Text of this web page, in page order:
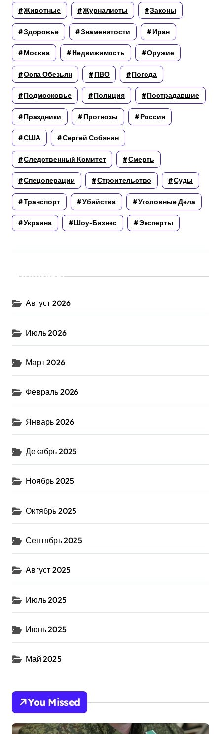
Животные Журналисты Законы
Здоровье Знаменитости Иран
Москва Недвижимость Оружие
Оспа Обезьян ПВО Погода
Подмосковье Полиция Пострадавшие
Праздники Прогнозы Россия
США Сергей Собянин
Следственный Комитет Смерть
Спецоперации Строительство Суды
Транспорт Убийства Уголовные Дела
Украина Шоу-Бизнес Эксперты
Архивы
Август 2026
Июль 2026
Март 2026
Февраль 2026
Январь 2026
Декабрь 2025
Ноябрь 2025
Октябрь 2025
Сентябрь 2025
Август 2025
Июль 2025
Июнь 2025
Май 2025
You Missed